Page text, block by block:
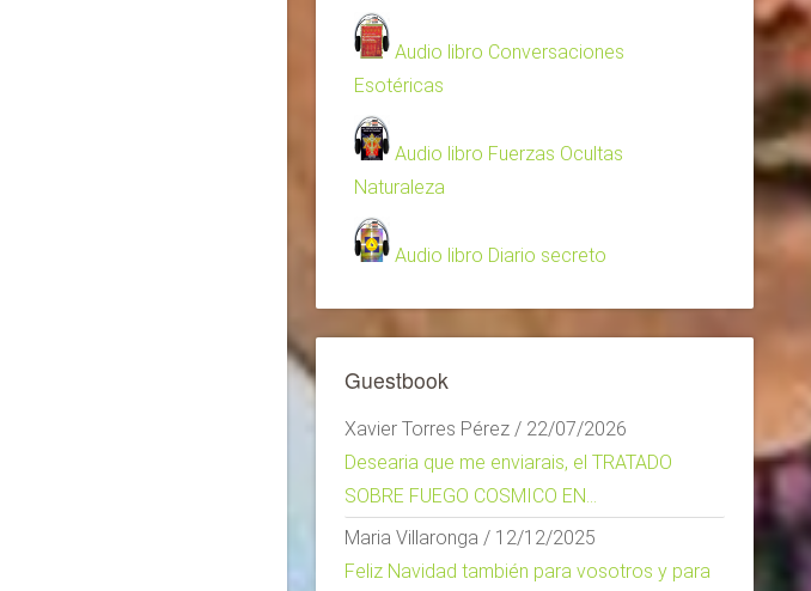
Audio libro Conversaciones
Esotéricas
Audio libro Fuerzas Ocultas
Naturaleza
Audio libro Diario secreto
Guestbook
Xavier Torres Pérez / 22/07/2026
Desearia que me enviarais, el TRATADO
SOBRE FUEGO COSMICO EN...
Maria Villaronga / 12/12/2025
Feliz Navidad también para vosotros y para